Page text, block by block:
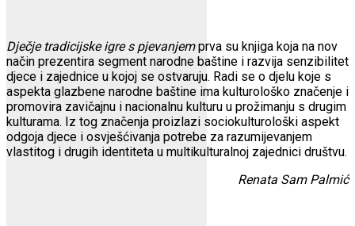
Dječje tradicijske igre s pjevanjemprva su knjiga koja na nov
način prezentira segment narodne baštine i razvija senzibilitet
djece i zajednice u kojoj se ostvaruju. Radi se o djelu koje s
aspekta glazbene narodne baštine ima kulturološko značenje i
promovira zavičajnu i nacionalnu kulturu u prožimanju s drugim
kulturama. Iz tog značenja proizlazi sociokulturološki aspekt
odgoja djece i osvješćivanja potrebe za razumijevanjem
vlastitog i drugih identiteta u multikulturalnoj zajednici društvu.
Renata Sam Palmić